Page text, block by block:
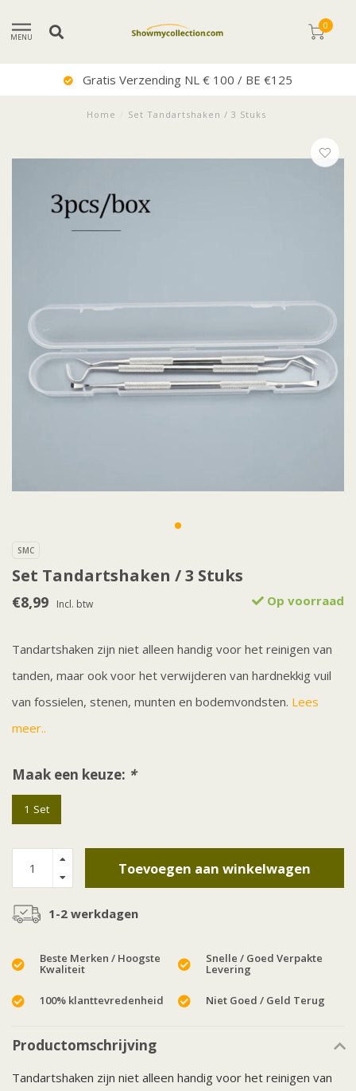
MENU
0
Gratis Verzending NL € 100 / BE €125
Home Set Tandartshaken / 3 Stuks
SMC
Set Tandartshaken / 3 Stuks
€8,99 Incl. btw Op voorraad
Tandartshaken zijn niet alleen handig voor het reinigen van
tanden, maar ook voor het verwijderen van hardnekkig vuil
van fossielen, stenen, munten en bodemvondsten. Lees
meer..
Maak een keuze: *
1 Set
Toevoegen aan winkelwagen
1-2 werkdagen
Beste Merken / Hoogste
Kwaliteit
Snelle / Goed Verpakte
Levering
100% klanttevredenheid Niet Goed / Geld Terug
Productomschrijving
Tandartshaken zijn niet alleen handig voor het reinigen van